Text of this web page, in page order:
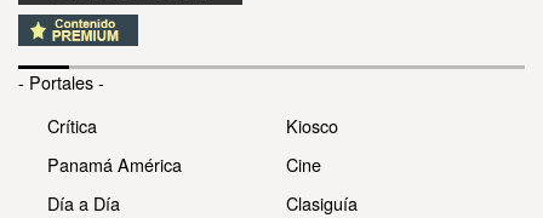
- Portales -
Crítica
Panamá América
Día a Día
Kiosco
Cine
Clasiguía